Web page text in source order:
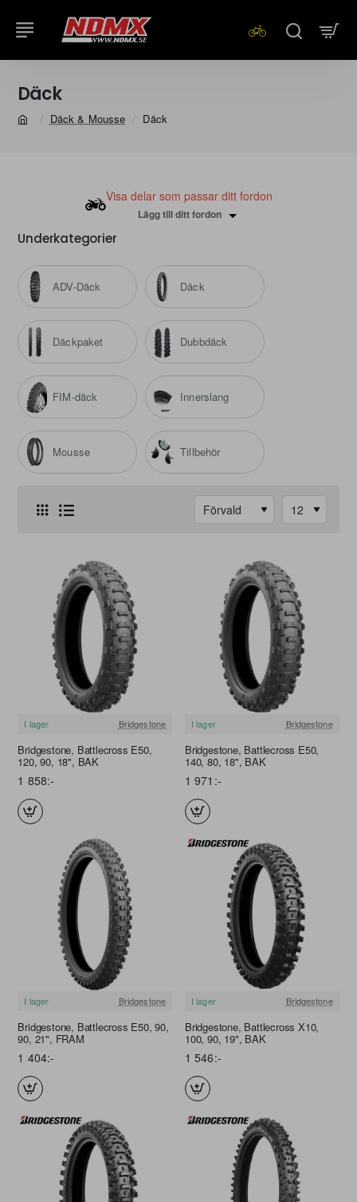
Däck
Däck & Mousse Däck
Visa delar som passar ditt fordon
Lägg till ditt fordon
Underkategorier
ADV-Däck Däck
Däckpaket Dubbdäck
FIM-däck Innerslang
Mousse Tillbehör
FRI FRAKT
I lager Bridgestone
Bridgestone, Battlecross E50,
120, 90, 18", BAK
1 858:-
FRI FRAKT
I lager Bridgestone
Bridgestone, Battlecross E50,
140, 80, 18", BAK
1 971:-
FRI FRAKT
I lager Bridgestone
Bridgestone, Battlecross E50, 90,
90, 21", FRAM
1 404:-
FRI FRAKT
I lager Bridgestone
Bridgestone, Battlecross X10,
100, 90, 19", BAK
1 546:-